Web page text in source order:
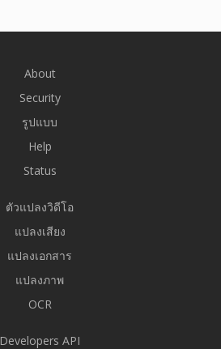
About
Security
รูปแบบ
Help
Status
ตัวแปลงวิดีโอ
แปลงเสียง
แปลงเอกสาร
แปลงภาพ
OCR
Developers API